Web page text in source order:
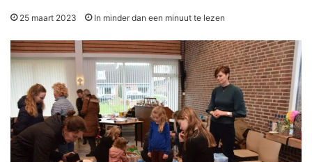
25 maart 2023 In minder dan een minuut te lezen